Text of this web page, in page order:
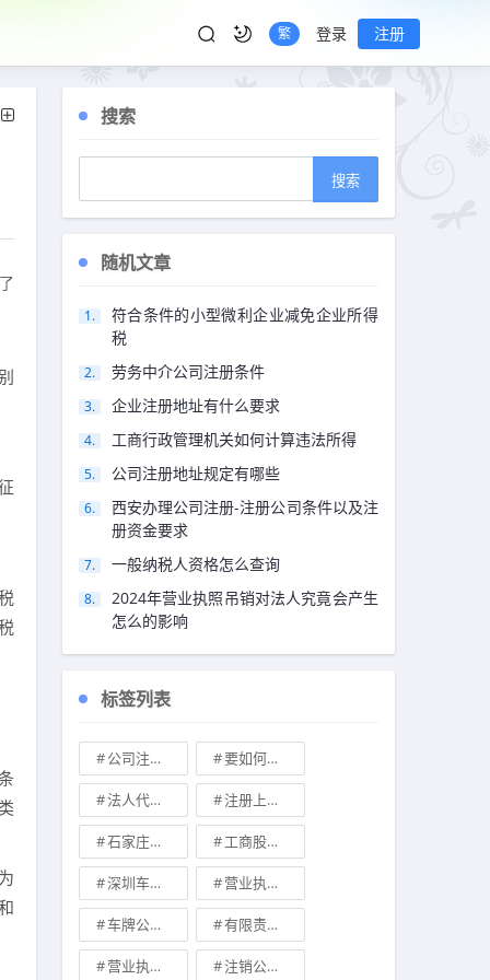
繁 登录 注册
搜索
随机文章
符合条件的小型微利企业减免企业所得
税
劳务中介公司注册条件
企业注册地址有什么要求
工商行政管理机关如何计算违法所得
公司注册地址规定有哪些
西安办理公司注册-注册公司条件以及注
册资金要求
一般纳税人资格怎么查询
2024年营业执照吊销对法人究竟会产生
怎么的影响
标签列表
公司注册地址可不可以改 要如何注册成立家族公司
法人代表变更\ 注册上海公司
石家庄典当行转让 工商股权转让
深圳车牌可以转让吗？ 营业执照也能卖钱么
车牌公司转让，北京带车牌公司转让\ 有限责任公司的出资份额能继承吗
营业执照有效期是多久 注销公司收费\